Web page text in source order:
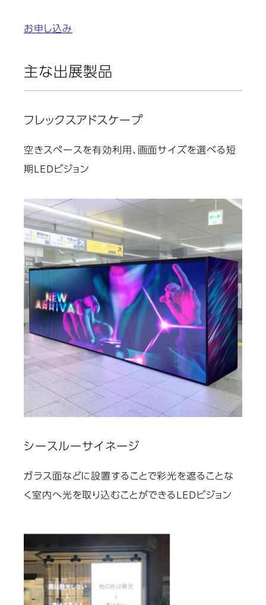
お申し込み
主な出展製品
フレックスアドスケープ
空きスペースを有効利用、画面サイズを選べる短
期LEDビジョン
シースルーサイネージ
ガラス面などに設置することで彩光を遮ることな
く室内へ光を取り込むことができるLEDビジョン